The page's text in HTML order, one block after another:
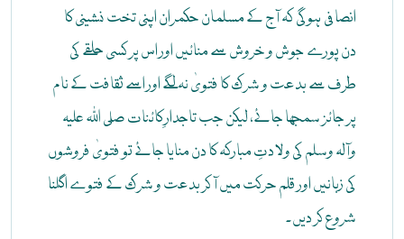
انصافی ہوگی کہ آج کے مسلمان حکمران اپنی تخت نشینی کا
دن پورے جوش و خروش سے منائیں اور اس پر کسی حلقے کی
طرف سے بدعت و شرک کا فتویٰ نہ لگے اور اسے ثقافت کے نام
پر جائز سمجھا جائے، لیکن جب تاجدارِ کائنات صلی اللہ علیہ
وآلہ وسلم کی ولادتِ مبارکہ کا دن منایا جائے تو فتویٰ فروشوں
کی زبانیں اور قلم حرکت میں آ کر بدعت و شرک کے فتوے اگلنا
شروع کر دیں۔